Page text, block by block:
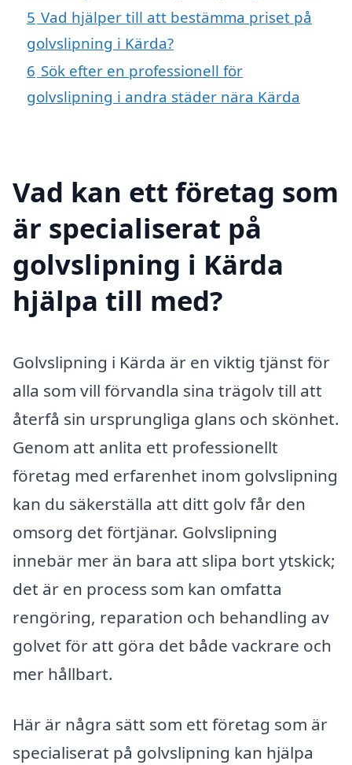
5 Vad hjälper till att bestämma priset på
golvslipning i Kärda?
6 Sök efter en professionell för
golvslipning i andra städer nära Kärda
Vad kan ett företag som
är specialiserat på
golvslipning i Kärda
hjälpa till med?
Golvslipning i Kärda är en viktig tjänst för
alla som vill förvandla sina trägolv till att
återfå sin ursprungliga glans och skönhet.
Genom att anlita ett professionellt
företag med erfarenhet inom golvslipning
kan du säkerställa att ditt golv får den
omsorg det förtjänar. Golvslipning
innebär mer än bara att slipa bort ytskick;
det är en process som kan omfatta
rengöring, reparation och behandling av
golvet för att göra det både vackrare och
mer hållbart.
Här är några sätt som ett företag som är
specialiserat på golvslipning kan hjälpa